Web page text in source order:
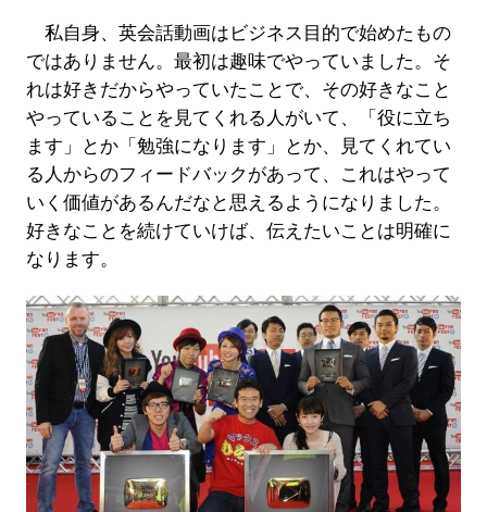
私自身、英会話動画はビジネス目的で始めたもの
ではありません。最初は趣味でやっていました。そ
れは好きだからやっていたことで、その好きなこと
やっていることを見てくれる人がいて、「役に立ち
ます」とか「勉強になります」とか、見てくれてい
る人からのフィードバックがあって、これはやって
いく価値があるんだなと思えるようになりました。
好きなことを続けていけば、伝えたいことは明確に
なります。